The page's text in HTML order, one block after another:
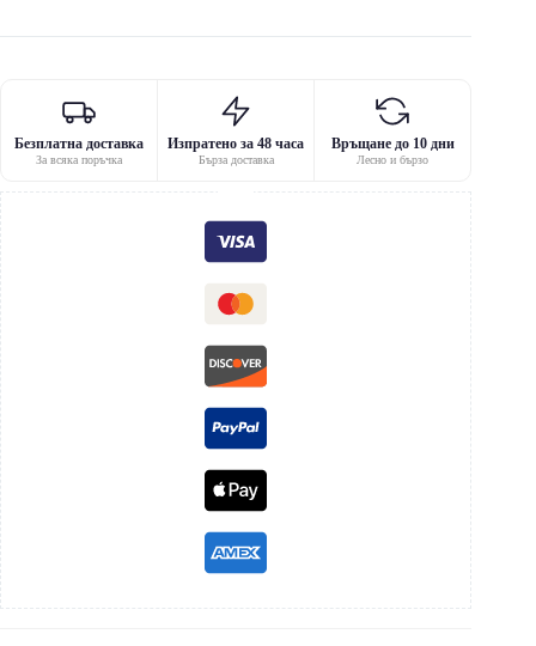
Безплатна доставка
За всяка поръчка
Изпратено за 48 часа
Бърза доставка
Връщане до 10 дни
Лесно и бързо